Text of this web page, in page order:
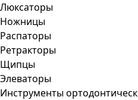
Люксаторы
Ножницы
Распаторы
Ретракторы
Щипцы
Элеваторы
Инструменты